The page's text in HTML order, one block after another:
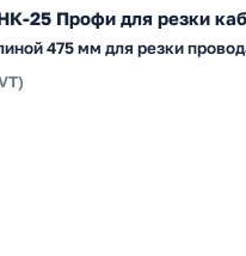
25 Профи для резки
475 мм для резки